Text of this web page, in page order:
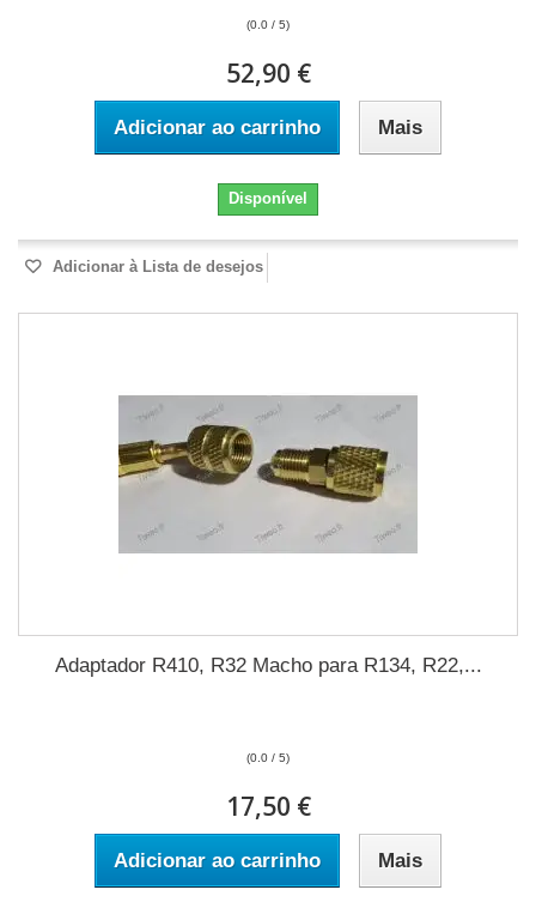
(0.0 / 5)
52,90 €
Adicionar ao carrinho Mais
Disponível
Adicionar à Lista de desejos
Adaptador R410, R32 Macho para R134, R22,...
(0.0 / 5)
17,50 €
Adicionar ao carrinho Mais